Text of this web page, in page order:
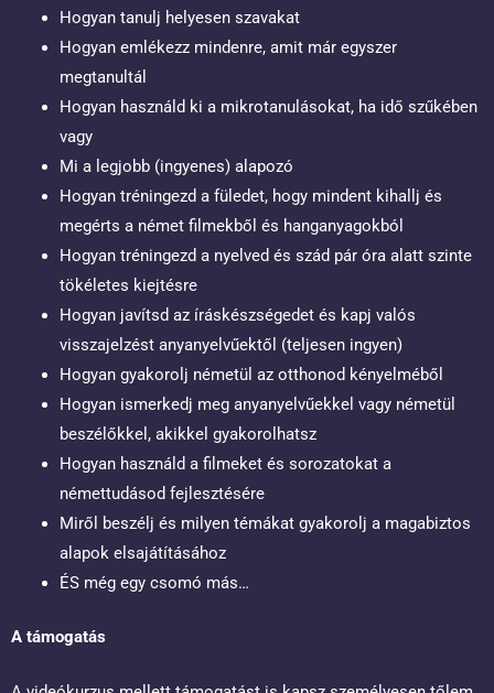
Hogyan tanulj helyesen szavakat
Hogyan emlékezz mindenre, amit már egyszer
megtanultál
Hogyan használd ki a mikrotanulásokat, ha idő szűkében
vagy
Mi a legjobb (ingyenes) alapozó
Hogyan tréningezd a füledet, hogy mindent kihallj és
megérts a német filmekből és hanganyagokból
Hogyan tréningezd a nyelved és szád pár óra alatt szinte
tökéletes kiejtésre
Hogyan javítsd az íráskészségedet és kapj valós
visszajelzést anyanyelvűektől (teljesen ingyen)
Hogyan gyakorolj németül az otthonod kényelméből
Hogyan ismerkedj meg anyanyelvűekkel vagy németül
beszélőkkel, akikkel gyakorolhatsz
Hogyan használd a filmeket és sorozatokat a
némettudásod fejlesztésére
Miről beszélj és milyen témákat gyakorolj a magabiztos
alapok elsajátításához
ÉS még egy csomó más…
A támogatás